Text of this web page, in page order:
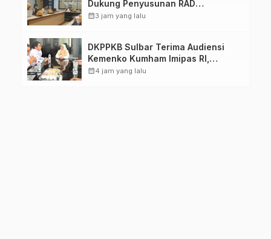
Dukung Penyusunan RAD
TPB/SDGs Sulawesi Barat
calendar_month3 jam yang lalu
DKPPKB Sulbar Terima Audiensi
Kemenko Kumham Imipas RI,
Perkuat Pelayanan Kesehatan bagi
calendar_month4 jam yang lalu